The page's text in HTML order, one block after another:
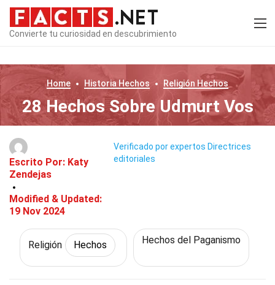
Convierte tu curiosidad en descubrimiento
Home Historia Hechos Religión Hechos
28 Hechos Sobre Udmurt Vos
Escrito Por: Katy
Zendejas
Modified & Updated:
19 Nov 2024
Verificado por expertos Directrices
editoriales
Religión Hechos Hechos del Paganismo